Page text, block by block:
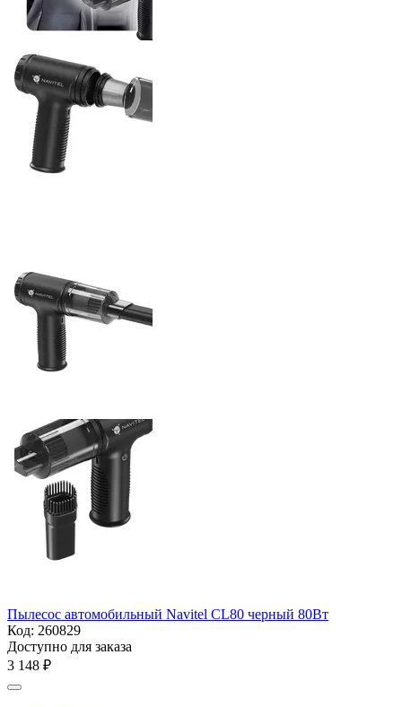
Пылесос автомобильный Navitel CL80 черный 80Вт
Код: 260829
Доступно для заказа
3 148 ₽